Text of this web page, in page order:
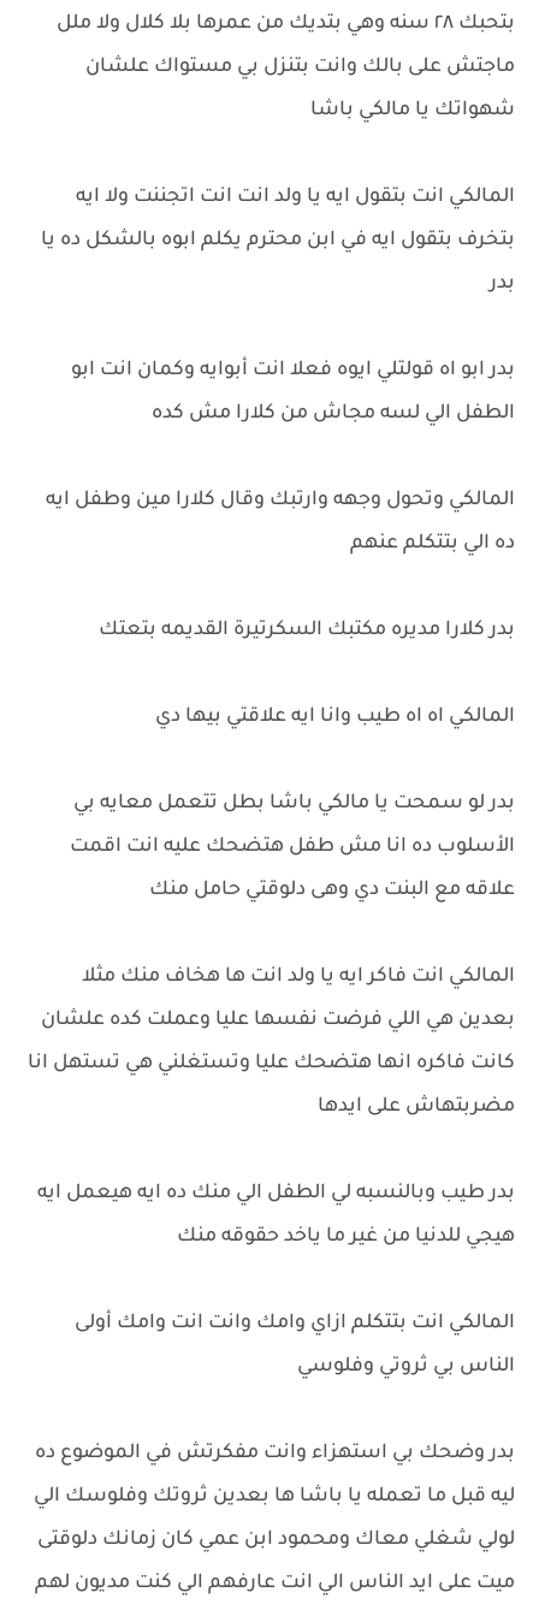
بتحبك ٢٨ سنه وهي بتديك من عمرها بلا كلال ولا ملل
ماجتش على بالك وانت بتنزل بي مستواك علشان
شهواتك يا مالكي باشا
المالكي انت بتقول ايه يا ولد انت انت اتجننت ولا ايه
بتخرف بتقول ايه في ابن محترم يكلم ابوه بالشكل ده يا
بدر
بدر ابو اه قولتلي ايوه فعلا انت أبوايه وكمان انت ابو
الطفل الي لسه مجاش من كلارا مش كده
المالكي وتحول وجهه وارتبك وقال كلارا مين وطفل ايه
ده الي بتتكلم عنهم
بدر كلارا مديره مكتبك السكرتيرة القديمه بتعتك
المالكي اه اه طيب وانا ايه علاقتي بيها دي
بدر لو سمحت يا مالكي باشا بطل تتعمل معايه بي
الأسلوب ده انا مش طفل هتضحك عليه انت اقمت
علاقه مع البنت دي وهى دلوقتي حامل منك
المالكي انت فاكر ايه يا ولد انت ها هخاف منك مثلا
بعدين هي اللي فرضت نفسها عليا وعملت كده علشان
كانت فاكره انها هتضحك عليا وتستغلني هي تستهل انا
مضربتهاش على ايدها
بدر طيب وبالنسبه لي الطفل الي منك ده ايه هيعمل ايه
هيجي للدنيا من غير ما ياخد حقوقه منك
المالكي انت بتتكلم ازاي وامك وانت انت وامك أولى
الناس بي ثروتي وفلوسي
بدر وضحك بي استهزاء وانت مفكرتش في الموضوع ده
ليه قبل ما تعمله يا باشا ها بعدين ثروتك وفلوسك الي
لولي شغلي معاك ومحمود ابن عمي كان زمانك دلوقتى
ميت على ايد الناس الي انت عارفهم الي كنت مديون لهم